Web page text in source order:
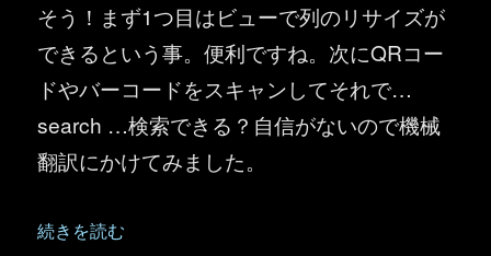
そう！まず1つ目はビューで列のリサイズが
できるという事。便利ですね。次にQRコー
ドやバーコードをスキャンしてそれで…
search …検索できる？自信がないので機械
翻訳にかけてみました。
“Microsoft Lists ：モバイルアプリ（iOS）でバーコード
続きを読む